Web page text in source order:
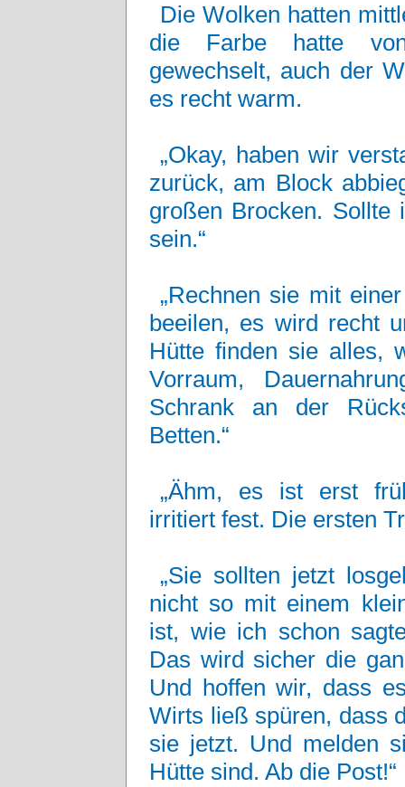
Die Wolken hatten
die Farbe hatte
gewechselt, auch der
es recht warm.
„Okay, haben wir
zurück, am Block
großen Brocken. Sollte
sein.“
„Rechnen sie mit
beeilen, es wird recht
Hütte finden sie alles,
Vorraum,
Schrank an der
Betten.“
„Ähm, es ist erst
irritiert fest. Die ersten
„Sie sollten jetzt
nicht so mit einem
ist, wie ich schon
Das wird sicher die
Und hoffen wir, dass
Wirts ließ spüren, dass
sie jetzt. Und melden
Hütte sind. Ab die Post!“